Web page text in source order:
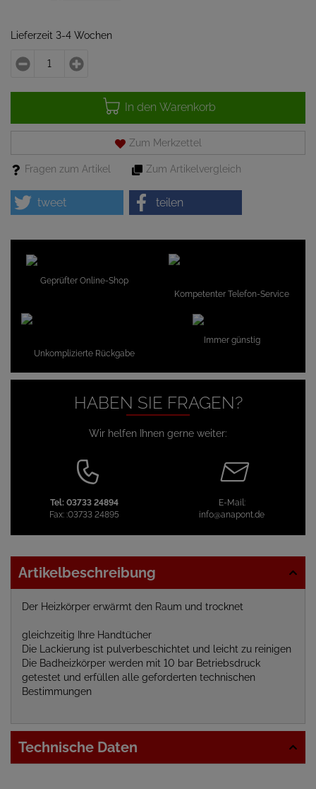
Lieferzeit 3-4 Wochen
In den Warenkorb
Zum Merkzettel
Fragen zum Artikel Zum Artikelvergleich
tweet teilen
Geprüfter Online-Shop
Kompetenter Telefon-Service
Unkomplizierte Rückgabe
Immer günstig
HABEN SIE FRAGEN?
Wir helfen Ihnen gerne weiter:
Tel: 03733 24894
Fax: :03733 24895
E-Mail:
info@anapont.de
Artikelbeschreibung
Der Heizkörper erwärmt den Raum und trocknet
gleichzeitig Ihre Handtücher
Die Lackierung ist pulverbeschichtet und leicht zu reinigen
Die Badheizkörper werden mit 10 bar Betriebsdruck
getestet und erfüllen alle geforderten technischen
Bestimmungen
Technische Daten